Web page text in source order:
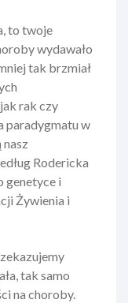
to twoje
wydawało
tak brzmiał
rak czy
paradygmatu w
Rodericka
genetyce i
Żywienia i
tak samo
na choroby.